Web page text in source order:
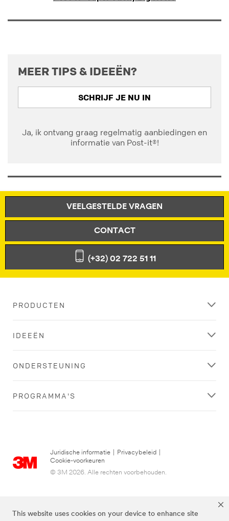
This website uses cookies on your device to enhance site
MEER TIPS & IDEEËN?
SCHRIJF JE NU IN
Ja, ik ontvang graag regelmatig aanbiedingen en
informatie van Post-it®!
VEELGESTELDE VRAGEN
CONTACT
(+32) 02 722 51 11
PRODUCTEN
IDEEËN
ONDERSTEUNING
PROGRAMMA'S
Juridische informatie Privacybeleid
Cookie-voorkeuren
© 3M 2026. Alle rechten voorbehouden.